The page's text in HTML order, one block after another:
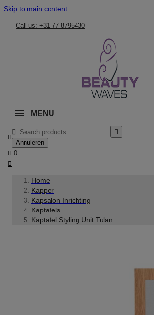
Skip to main content
Call us: +31 77 8795430
MENU



Annuleren
 0

Home
Kapper
Kapsalon Inrichting
Kaptafels
Kaptafel Styling Unit Tulan